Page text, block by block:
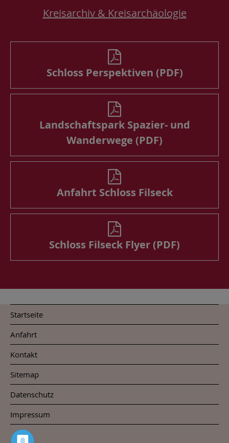
Kreisarchiv & Kreisarchäologie
Schloss Perspektiven (PDF)
Landschaftspark Spazier- und
Wanderwege (PDF)
Anfahrt Schloss Filseck
Schloss Filseck Flyer (PDF)
Startseite
Anfahrt
Kontakt
Sitemap
Datenschutz
Impressum